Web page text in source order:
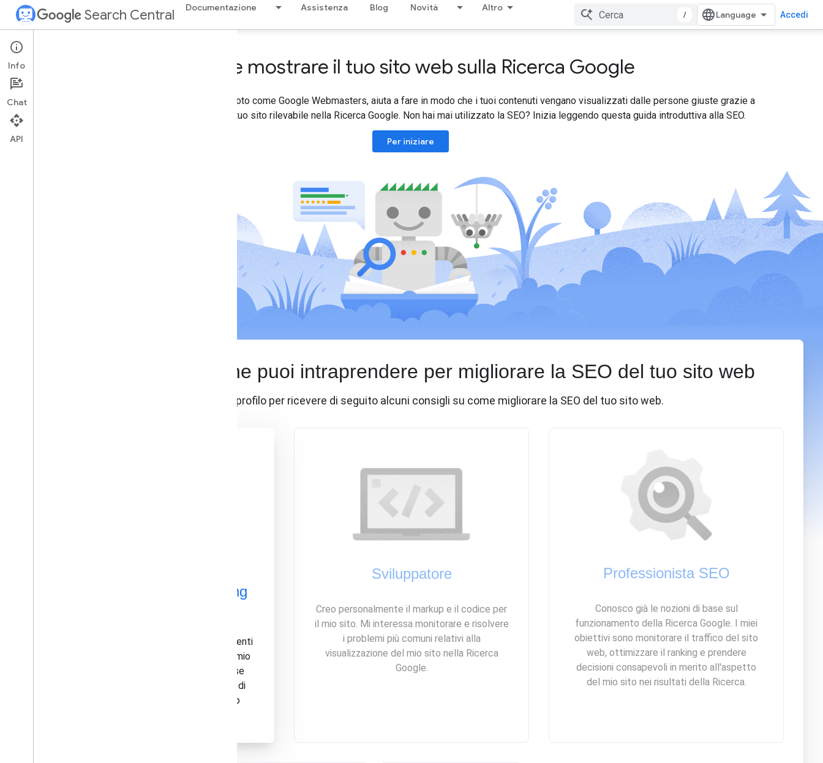
Search Central Documentazione Assistenza Blog Novità Altro
/ Accedi
Come mostrare il tuo sito web sulla Ricerca Google
Google Search Central, in precedenza noto come Google Webmasters, aiuta a fare in modo che i tuoi contenuti vengano visualizzati dalle persone giuste grazie a
risorse che consentono di rendere il tuo sito rilevabile nella Ricerca Google. Non hai mai utilizzato la SEO? Inizia leggendo questa guida introduttiva alla SEO.
Per iniziare
Info
Chat
API